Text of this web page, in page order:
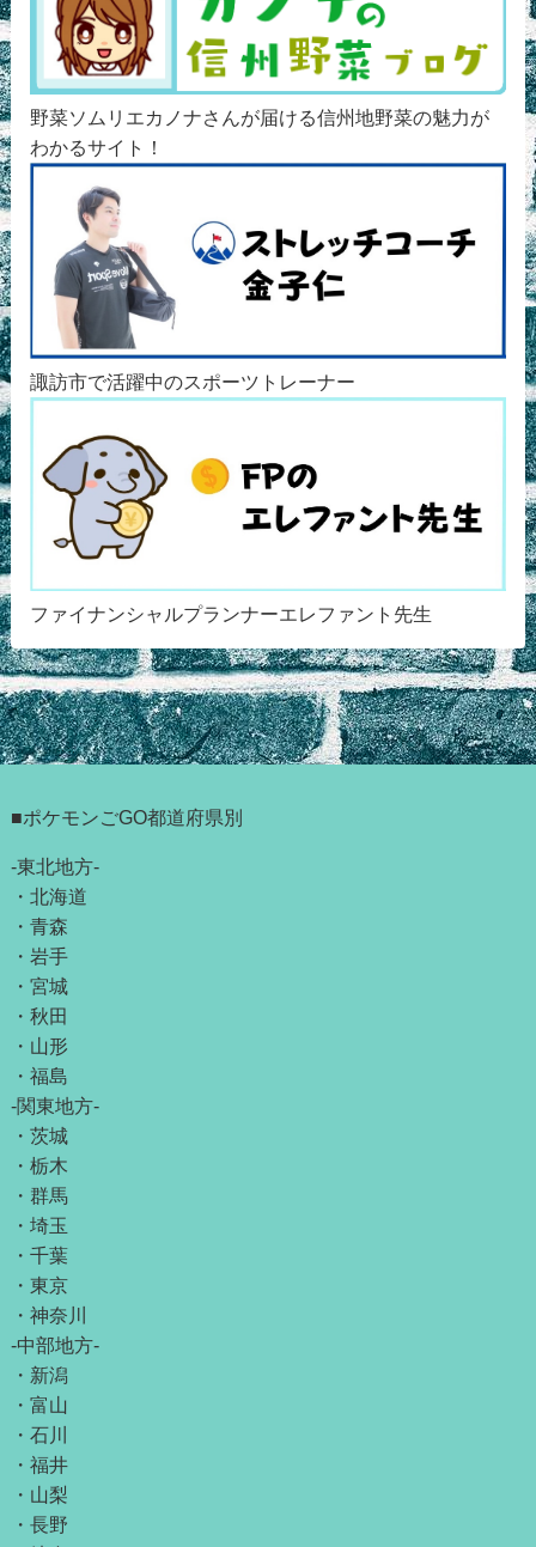
野菜ソムリエカノナさんが届ける信州地野菜の魅力が
わかるサイト！
諏訪市で活躍中のスポーツトレーナー
ファイナンシャルプランナーエレファント先生
■ポケモンごGO都道府県別
-東北地方-
・ 北海道
・ 青森
・ 岩手
・ 宮城
・ 秋田
・ 山形
・ 福島
-関東地方-
・ 茨城
・ 栃木
・ 群馬
・ 埼玉
・ 千葉
・ 東京
・ 神奈川
-中部地方-
・ 新潟
・ 富山
・ 石川
・ 福井
・ 山梨
・ 長野